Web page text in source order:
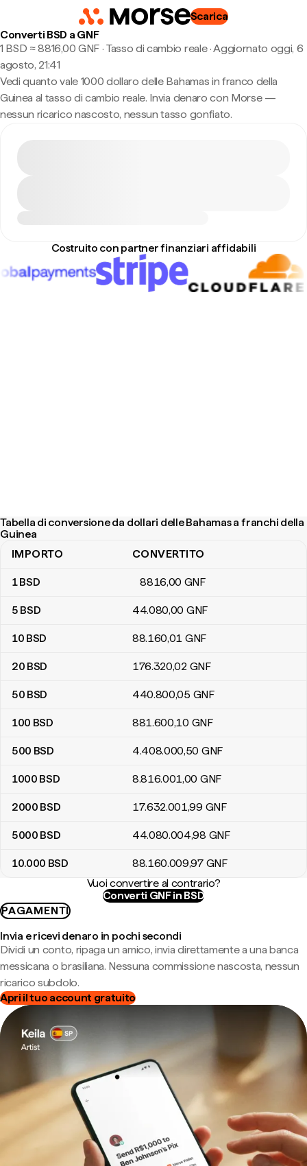
Scarica
Converti BSD a GNF
1 BSD ≈ 8816,00 GNF · Tasso di cambio reale·Aggiornato oggi, 6
agosto, 21:41
Vedi quanto vale 1000 dollaro delle Bahamas in franco della
Guinea al tasso di cambio reale. Invia denaro con Morse —
nessun ricarico nascosto, nessun tasso gonfiato.
Costruito con partner finanziari affidabili
Tabella di conversione da dollari delle Bahamas a franchi della
Guinea
Tabella di conversione da dollari delle Bahamas a franchi della
IMPORTO CONVERTITO
1BSD 8816,00 GNF
5 BSD 44.080,00 GNF
10 BSD 88.160,01 GNF
20 BSD 176.320,02 GNF
50 BSD 440.800,05 GNF
100 BSD 881.600,10 GNF
500 BSD 4.408.000,50 GNF
1000 BSD 8.816.001,00 GNF
2000 BSD 17.632.001,99 GNF
5000 BSD 44.080.004,98 GNF
10.000 BSD 88.160.009,97 GNF
Vuoi convertire al contrario?
Converti GNF in BSD
PAGAMENTI
Invia e ricevi denaro in pochi secondi
Dividi un conto, ripaga un amico, invia direttamente a una banca
messicana o brasiliana. Nessuna commissione nascosta, nessun
ricarico subdolo.
Apri il tuo account gratuito